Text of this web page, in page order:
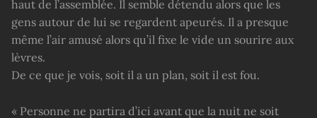
haut de l’assemblée. Il semble détendu alors que les
gens autour de lui se regardent apeurés. Il a presque
même l’air amusé alors qu’il fixe le vide un sourire aux
lèvres.
De ce que je vois, soit il a un plan, soit il est fou.
« Personne ne partira d’ici avant que la nuit ne soit